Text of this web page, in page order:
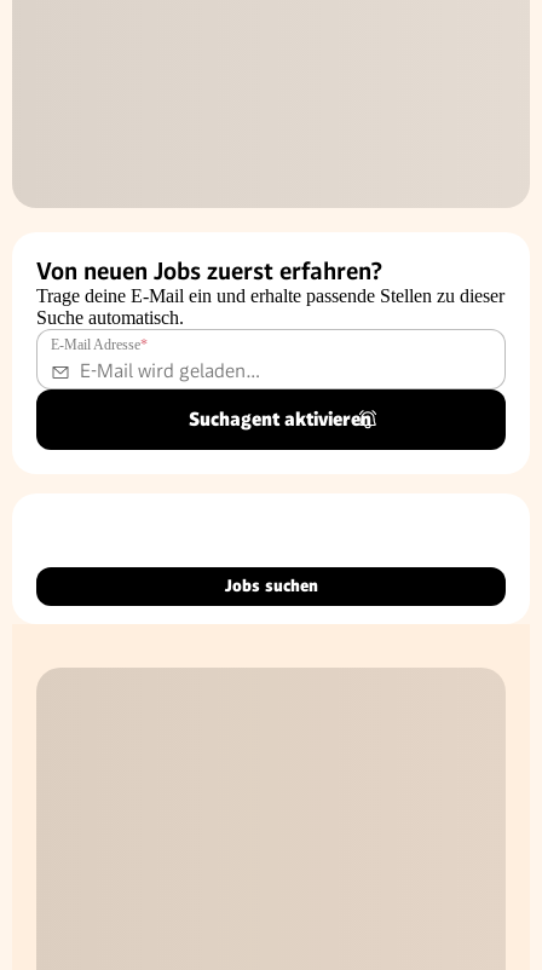
Von neuen Jobs zuerst erfahren?
Trage deine E-Mail ein und erhalte passende Stellen zu dieser
Suche automatisch.
E-Mail Adresse*
Suchagent aktivieren
Jobs suchen